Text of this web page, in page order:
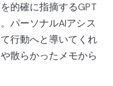
的確に指摘するGPT
パーソナルAIアシス
行動へと導いてくれ
散らかったメモから